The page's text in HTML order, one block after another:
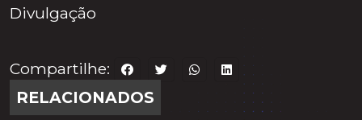
Divulgação
Compartilhe:
RELACIONADOS